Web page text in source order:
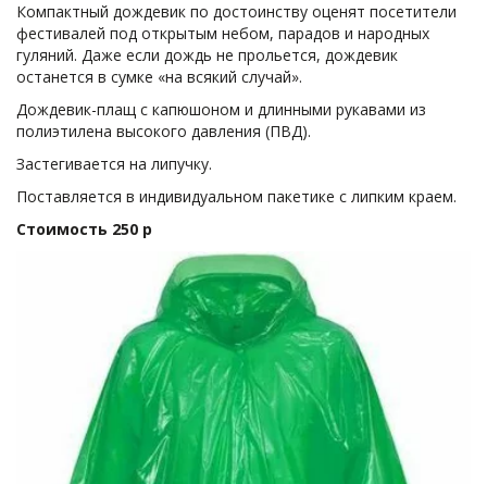
Компактный дождевик по достоинству оценят посетители
фестивалей под открытым небом, парадов и народных
гуляний. Даже если дождь не прольется, дождевик
останется в сумке «на всякий случай».
Дождевик-плащ с капюшоном и длинными рукавами из
полиэтилена высокого давления (ПВД).
Застегивается на липучку.
Поставляется в индивидуальном пакетике с липким краем.
Стоимость 250 р